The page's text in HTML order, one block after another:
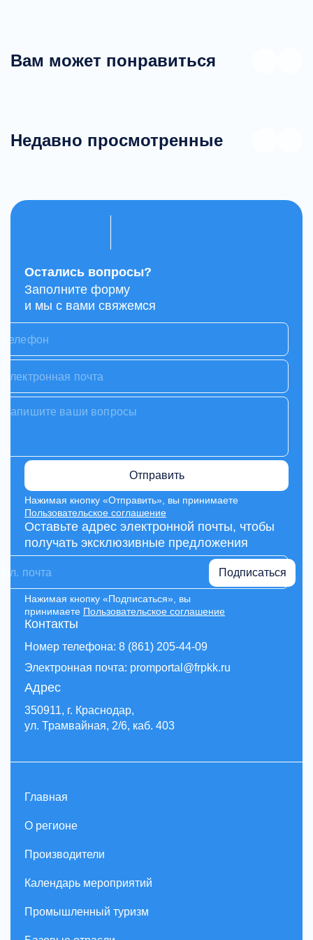
Вам может понравиться
Недавно просмотренные
Контакты
Номер телефона: 8 (861) 205-44-09
Электронная почта: promportal@frpkk.ru
Адрес
350911, г. Краснодар,
ул. Трамвайная, 2/6, каб. 403
Остались вопросы?
Заполните форму
и мы с вами свяжемся
Отправить
Нажимая кнопку «Отправить», вы принимаете
Пользовательское соглашение
Оставьте адрес электронной почты, чтобы
получать эксклюзивные предложения
Подписаться
Нажимая кнопку «Подписаться», вы
принимаете Пользовательское соглашение
Главная
О регионе
Производители
Календарь мероприятий
Промышленный туризм